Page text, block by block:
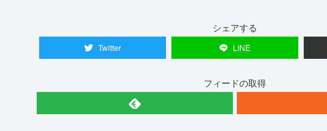
シェアする
Twitter LINE
フィードの取得